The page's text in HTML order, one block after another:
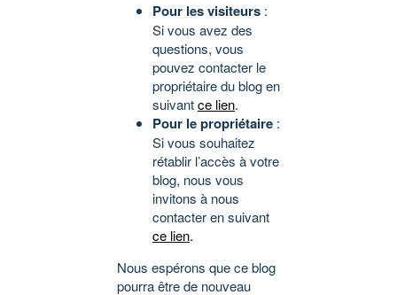
Pour les visiteurs :
Si vous avez des
questions, vous
pouvez contacter le
propriétaire du blog en
suivantce lien.
Pour le propriétaire :
Si vous souhaitez
rétablir l’accès à votre
blog, nous vous
invitons à nous
contacter en suivant
ce lien.
Nous espérons que ce blog
pourra être de nouveau